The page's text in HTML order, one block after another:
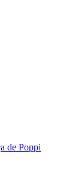
de Poppi